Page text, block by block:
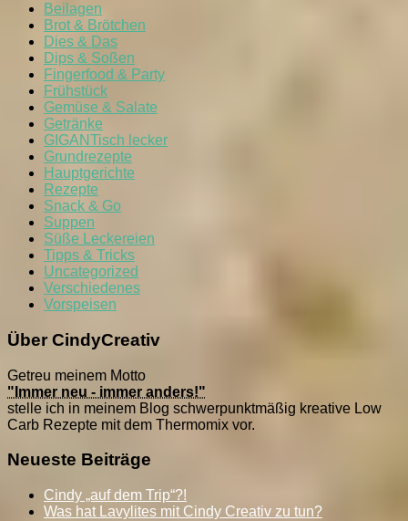
Beilagen
Brot & Brötchen
Dies & Das
Dips & Soßen
Fingerfood & Party
Frühstück
Gemüse & Salate
Getränke
GIGANTisch lecker
Grundrezepte
Hauptgerichte
Rezepte
Snack & Go
Suppen
Süße Leckereien
Tipps & Tricks
Uncategorized
Verschiedenes
Vorspeisen
Über CindyCreativ
Getreu meinem Motto
"Immer neu - immer anders!"
stelle ich in meinem Blog schwerpunktmäßig kreative Low
Carb Rezepte mit dem Thermomix vor.
Neueste Beiträge
Cindy „auf dem Trip“?!
Was hat Lavylites mit Cindy Creativ zu tun?